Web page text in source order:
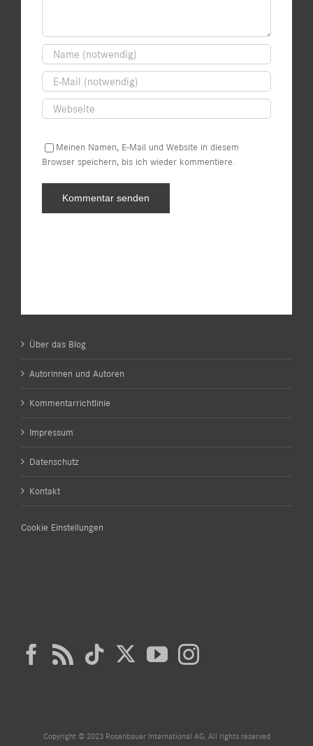
Meinen Namen, E-Mail und Website in diesem
Browser speichern, bis ich wieder kommentiere.
Über das Blog
Autorinnen und Autoren
Kommentarrichtlinie
Impressum
Datenschutz
Kontakt
Cookie Einstellungen
Copyright © 2023 Rosenbauer International AG. All rights reserved